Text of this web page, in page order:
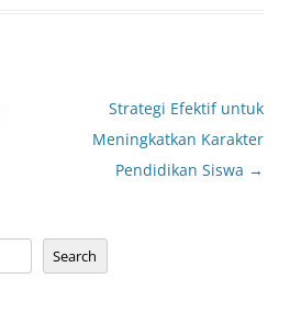
Strategi Efektif untuk
Meningkatkan Karakter
Pendidikan Siswa →
Search